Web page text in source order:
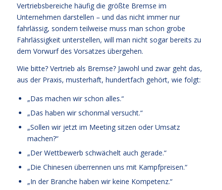
Vertriebsbereiche häufig die größte Bremse im
Unternehmen darstellen – und das nicht immer nur
fahrlässig, sondern teilweise muss man schon grobe
Fahrlässigkeit unterstellen, will man nicht sogar bereits zu
dem Vorwurf des Vorsatzes übergehen.
Wie bitte? Vertrieb als Bremse? Jawohl und zwar geht das,
aus der Praxis, musterhaft, hundertfach gehört, wie folgt:
„Das machen wir schon alles.“
„Das haben wir schonmal versucht.“
„Sollen wir jetzt im Meeting sitzen oder Umsatz
machen?“
„Der Wettbewerb schwächelt auch gerade.“
„Die Chinesen überrennen uns mit Kampfpreisen.“
„In der Branche haben wir keine Kompetenz.“